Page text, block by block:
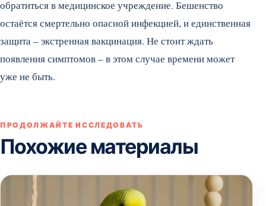
обратиться в медицинское учреждение. Бешенство
остаётся смертельно опасной инфекцией, и единственная
защита – экстренная вакцинация. Не стоит ждать
появления симптомов – в этом случае времени может
уже не быть.
ПРОДОЛЖАЙТЕ ИССЛЕДОВАТЬ
Похожие материалы